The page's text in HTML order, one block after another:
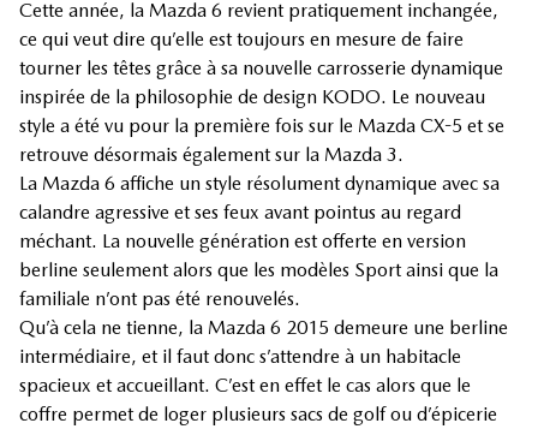
Cette année, la Mazda 6 revient pratiquement inchangée,
ce qui veut dire qu’elle est toujours en mesure de faire
tourner les têtes grâce à sa nouvelle carrosserie dynamique
inspirée de la philosophie de design KODO. Le nouveau
style a été vu pour la première fois sur le Mazda CX-5 et se
retrouve désormais également sur la Mazda 3.
La Mazda 6 affiche un style résolument dynamique avec sa
calandre agressive et ses feux avant pointus au regard
méchant. La nouvelle génération est offerte en version
berline seulement alors que les modèles Sport ainsi que la
familiale n’ont pas été renouvelés.
Qu’à cela ne tienne, la Mazda 6 2015 demeure une berline
intermédiaire, et il faut donc s’attendre à un habitacle
spacieux et accueillant. C’est en effet le cas alors que le
coffre permet de loger plusieurs sacs de golf ou d’épicerie